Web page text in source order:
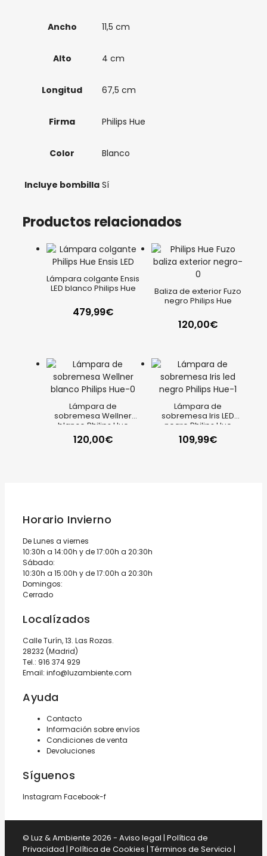
Ancho 11,5 cm
Alto 4 cm
Longitud 67,5 cm
Firma Philips Hue
Color Blanco
Incluye bombilla Sí
Productos relacionados
Lámpara colgante Ensis
LED blanco Philips Hue
479,99€
Baliza de exterior Fuzo
negro Philips Hue
120,00€
Lámpara de
sobremesa Wellner
blanco Philips Hue
120,00€
Lámpara de
sobremesa Iris LED
negro Philips Hue
109,99€
Horario Invierno
De Lunes a viernes
10:30h a 14:00h y de 17:00h a 20:30h
Sábado:
10:30h a 15:00h y de 17:00h a 20:30h
Domingos:
Cerrado
Localízados
Calle Turín, 13. Las Rozas.
28232 (Madrid)
Tel.: 916 374 929
Email: info@luzambiente.com
Ayuda
Contacto
Información sobre envíos
Condiciones de venta
Devoluciones
Síguenos
Instagram Facebook-f
© Luz & Ambiente 2026 - Aviso legal | Política de
Privacidad | Política de Cookies | Términos de Servicio |